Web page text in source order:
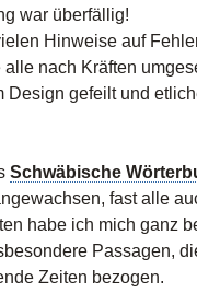
war überfällig!
Hinweise auf
nach Kräften
Design gefeilt und
Schwäbische
fast alle
habe ich mich ganz
Passagen,
Zeiten bezogen.